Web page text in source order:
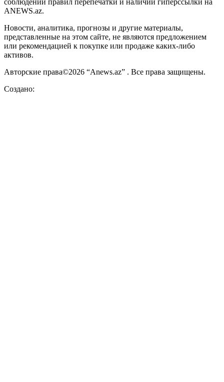
ANEWS.az.
Новости, аналитика, прогнозы и другие материалы,
представленные на этом сайте, не являются предложением
или рекомендацией к покупке или продаже каких-либо
активов.
Авторские права©2026 “Anews.az” . Все права защищены.
Создано: